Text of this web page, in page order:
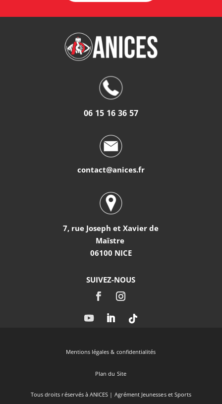
06 15 16 36 57
contact@anices.fr
7, rue Joseph et Xavier de
Maîstre
06100 NICE
SUIVEZ-NOUS
Mentions légales & confidentialités
Plan du Site
Tous droits réservés à ANICES | Agrément Jeunesses et Sports